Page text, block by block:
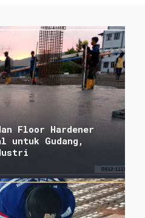
Floor Hardener
untuk Gudang,